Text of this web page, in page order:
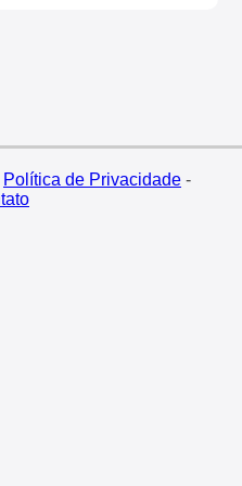
Política de Privacidade-